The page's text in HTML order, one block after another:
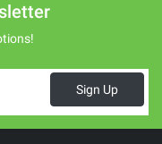
Sign Up